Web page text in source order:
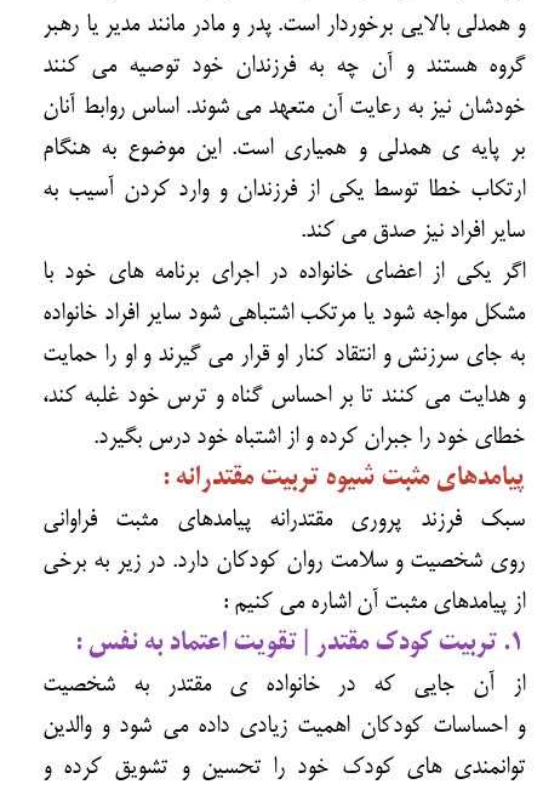
و همدلی بالایی برخوردار است. پدر و مادر مانند مدیر یا رهبر
گروه هستند و آن چه به فرزندان خود توصیه می کنند
خودشان نیز به رعایت آن متعهد می شوند. اساس روابط آنان
بر پایه ی همدلی و همیاری است. این موضوع به هنگام
ارتکاب خطا توسط یکی از فرزندان و وارد کردن آسیب به
سایر افراد نیز صدق می کند.
اگر یکی از اعضای خانواده در اجرای برنامه های خود با
مشکل مواجه شود یا مرتکب اشتباهی شود سایر افراد خانواده
به جای سرزنش و انتقاد کنار او قرار می گیرند و او را حمایت
و هدایت می کنند تا بر احساس گناه و ترس خود غلبه کند،
خطای خود را جبران کرده و از اشتباه خود درس بگیرد.
پیامدهای مثبت شیوه تربیت مقتدرانه :
سبک فرزند پروری مقتدرانه پیامدهای مثبت فراوانی
روی شخصیت و سلامت روان کودکان دارد. در زیر به برخی
از پیامدهای مثبت آن اشاره می کنیم :
۱. تربیت کودک مقتدر | تقویت اعتماد به نفس :
از آن جایی که در خانواده ی مقتدر به شخصیت
و احساسات کودکان اهمیت زیادی داده می شود و والدین
توانمندی های کودک خود را تحسین و تشویق کرده و